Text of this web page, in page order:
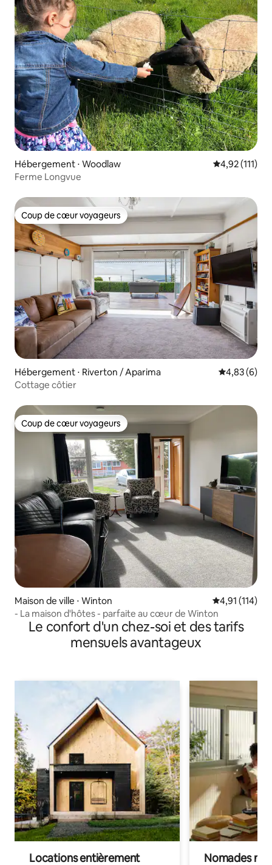
Hébergement ⋅ Woodlaw Évaluation
4,92 (111)
Ferme Longvue
Coup de cœur voyageurs
Coup de cœur voyageurs
Hébergement ⋅ Riverton / Aparima Évaluation
4,83 (6)
Cottage côtier
Coup de cœur voyageurs
Coup de cœur voyageurs
Maison de ville ⋅ Winton Évaluation
4,91 (114)
- La maison d'hôtes - parfaite au cœur de Winton
Le confort d'un chez-soi et des tarifs
mensuels avantageux
Locations entièrement Nomades